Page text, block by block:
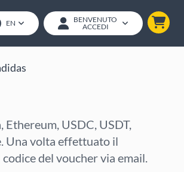
EN
BENVENUTO
ACCEDI
USDC, USDT,
Una volta effettuato il
del voucher via email.